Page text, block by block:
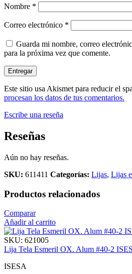
Nombre *
Correo electrónico *
Guarda mi nombre, correo
para la próxima vez que comente.
Este sitio usa Akismet para reducir el
procesan los datos de tus comentarios.
Escribe una reseña
Reseñas
Aún no hay reseñas.
SKU: 611411 Categorías: Lijas, Lijas
Productos relacionados
Comparar
Añadir al carrito
SKU: 621005
Lija Tela Esmeril OX. Alum #40-2
ISESA